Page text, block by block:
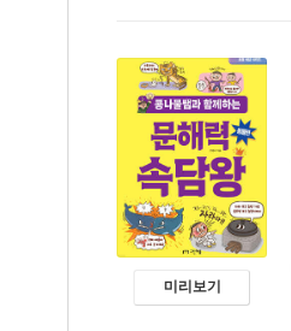
미리보기